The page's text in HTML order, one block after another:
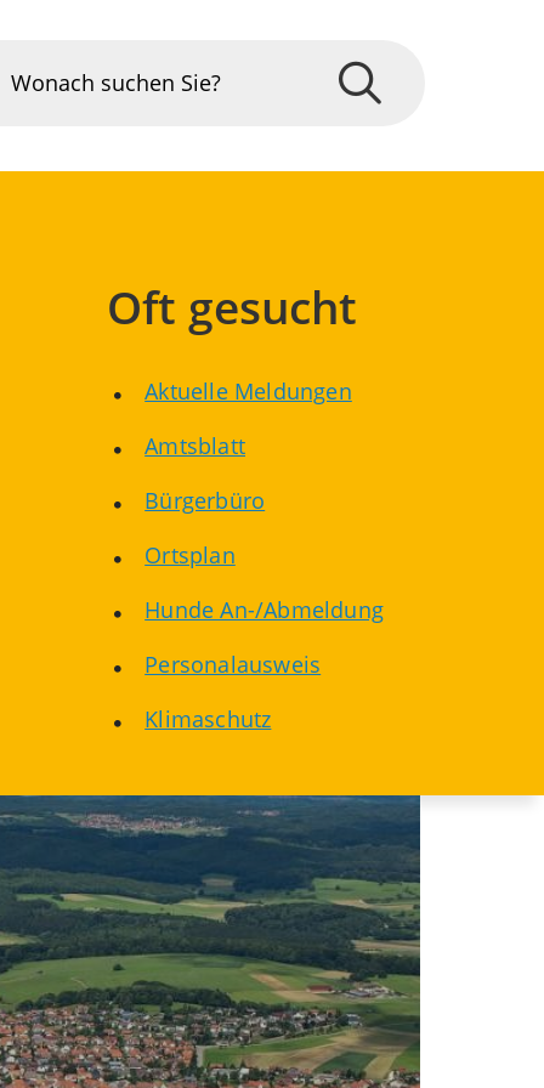
Oft gesucht
Aktuelle Meldungen
Amtsblatt
Bürgerbüro
Ortsplan
Hunde An-/Abmeldung
Personalausweis
Klimaschutz